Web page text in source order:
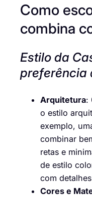
Como
combina
Estilo da
preferência
Arquitetura:
o estilo
exemplo,
combinar
retas e
de estilo
com
Cores e